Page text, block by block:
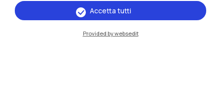
Milano Bovisa
Accetta tutti
Provided by websedit